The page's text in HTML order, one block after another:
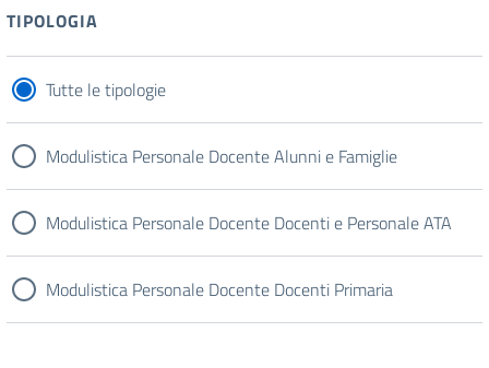
TIPOLOGIA
Tutte le tipologie
Modulistica Personale Docente Alunni e Famiglie
Modulistica Personale Docente Docenti e Personale ATA
Modulistica Personale Docente Docenti Primaria